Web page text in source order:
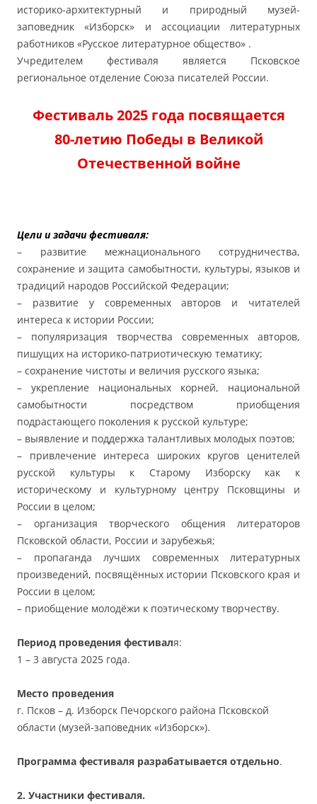
историко-архитектурный и природный музей-
заповедник «Изборск» и ассоциации литературных
работников «Русское литературное общество» .
Учредителем фестиваля является Псковское
региональное отделение Союза писателей России.
Фестиваль 2025 года посвящается
80-летию Победы в Великой
Отечественной войне
Цели и задачи фестиваля:
– развитие межнационального сотрудничества,
сохранение и защита самобытности, культуры, языков и
традиций народов Российской Федерации;
– развитие у современных авторов и читателей
интереса к истории России;
– популяризация творчества современных авторов,
пишущих на историко-патриотическую тематику;
– сохранение чистоты и величия русского языка;
– укрепление национальных корней, национальной
самобытности посредством приобщения
подрастающего поколения к русской культуре;
– выявление и поддержка талантливых молодых поэтов;
– привлечение интереса широких кругов ценителей
русской культуры к Старому Изборску как к
историческому и культурному центру Псковщины и
России в целом;
– организация творческого общения литераторов
Псковской области, России и зарубежья;
– пропаганда лучших современных литературных
произведений, посвящённых истории Псковского края и
России в целом;
– приобщение молодёжи к поэтическому творчеству.
Период проведения фестиваля:
1 – 3 августа 2025 года.
Место проведения
г. Псков – д. Изборск Печорского района Псковской
области (музей-заповедник «Изборск»).
Программа фестиваля разрабатывается отдельно.
2. Участники фестиваля.